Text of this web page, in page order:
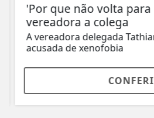
'Por que não volta para
vereadora a colega
A vereadora delegada
acusada de xenofobia